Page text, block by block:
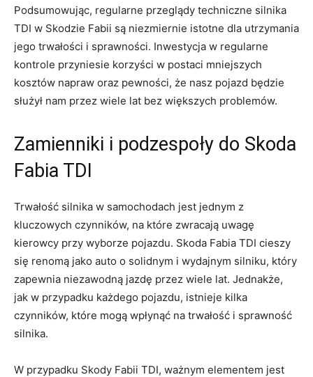
Podsumowując,⁤ regularne‌ przeglądy techniczne​ silnika⁣
TDI ⁤w Skodzie Fabii ⁤są‌ niezmiernie​ istotne dla ​utrzymania‍
jego trwałości⁢ i sprawności. Inwestycja w regularne
kontrole przyniesie korzyści w postaci mniejszych⁣
kosztów napraw oraz pewności, że nasz pojazd‍ będzie‌
służył nam przez wiele lat bez większych problemów.
Zamienniki i podzespoły do Skoda
Fabia‍ TDI
Trwałość silnika w samochodach jest jednym z
‍kluczowych czynników, na⁣ które zwracają uwagę
kierowcy przy wyborze ⁢pojazdu. Skoda Fabia TDI cieszy
się renomą jako ⁢auto o ⁤solidnym i wydajnym silniku, który
zapewnia niezawodną jazdę⁣ przez wiele lat. Jednakże,
jak w przypadku każdego⁤ pojazdu, istnieje kilka
czynników, które mogą wpłynąć na trwałość i ‌sprawność
silnika.
W przypadku ​Skody⁢ Fabii TDI, ważnym elementem ⁢jest